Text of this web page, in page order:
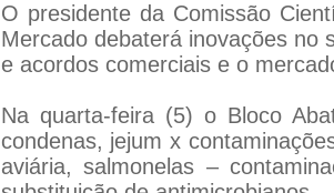
O presidente da Comissão
Mercado debaterá inovações no
e acordos comerciais e o
Na quarta-feira (5) o Bloco
condenas, jejum x
aviária, salmonelas –